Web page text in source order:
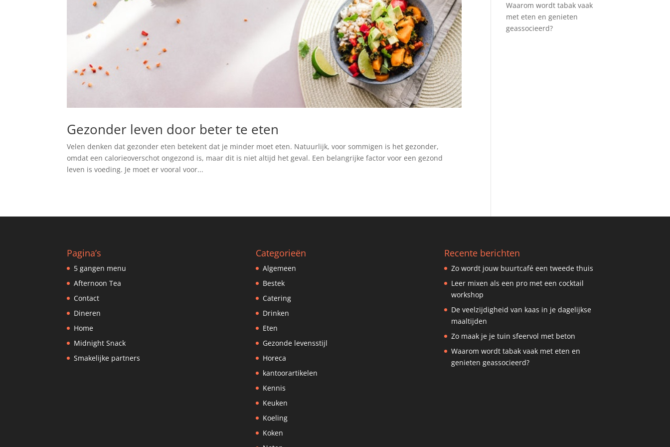
Gezonder leven door beter te eten
Velen denken dat gezonder eten betekent dat je minder moet eten. Natuurlijk, voor sommigen is het gezonder,
omdat een calorieoverschot ongezond is, maar dit is niet altijd het geval. Een belangrijke factor voor een gezond
leven is voeding. Je moet er vooral voor...
Waarom wordt tabak vaak
met eten en genieten
geassocieerd?
Pagina’s
5 gangen menu
Afternoon Tea
Contact
Dineren
Home
Midnight Snack
Smakelijke partners
Categorieën
Algemeen
Bestek
Catering
Drinken
Eten
Gezonde levensstijl
Horeca
kantoorartikelen
Kennis
Keuken
Koeling
Koken
Recente berichten
Zo wordt jouw buurtcafé een tweede thuis
Leer mixen als een pro met een cocktail
workshop
De veelzijdigheid van kaas in je dagelijkse
maaltijden
Zo maak je je tuin sfeervol met beton
Waarom wordt tabak vaak met eten en
genieten geassocieerd?